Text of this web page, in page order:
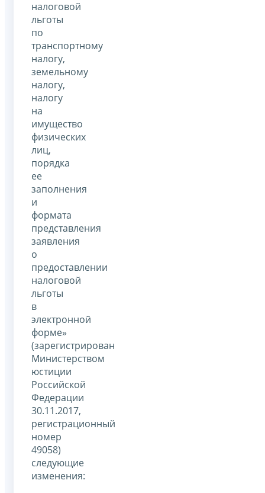
налоговой
льготы
по
транспортному
налогу,
земельному
налогу,
налогу
на
имущество
физических
лиц,
порядка
ее
заполнения
и
формата
представления
заявления
о
предоставлении
налоговой
льготы
в
электронной
форме»
(зарегистрирован
Министерством
юстиции
Российской
Федерации
30.11.2017,
регистрационный
номер
49058)
следующие
изменения: